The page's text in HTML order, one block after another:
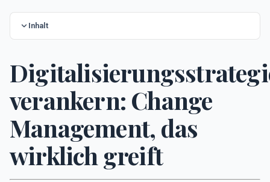
Inhalt
verankern: Change
Management, das
wirklich greift